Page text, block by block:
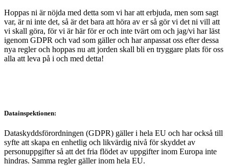
Hoppas ni är nöjda med detta som vi har att erbjuda, men som sagt
var, är ni inte det, så är det bara att höra av er så gör vi det ni vill att
vi skall göra, för vi är här för er och inte tvärt om och jag/vi har läst
igenom GDPR och vad som gäller och har anpassat oss efter dessa
nya regler och hoppas nu att jorden skall bli en tryggare plats för oss
alla att leva på i och med detta!
Datainspektionen:
Dataskyddsförordningen (GDPR) gäller i hela EU och har också till
syfte att skapa en enhetlig och likvärdig nivå för skyddet av
personuppgifter så att det fria flödet av uppgifter inom Europa inte
hindras. Samma regler gäller inom hela EU.